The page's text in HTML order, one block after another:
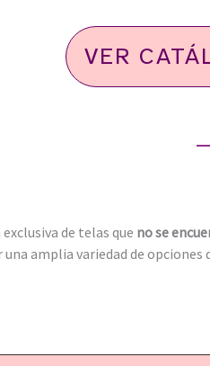
VER
de telas que no se
amplia variedad de